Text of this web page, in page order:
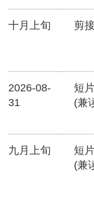
十月上旬 剪
2026-08-
31
短
(兼
九月上旬
短
(兼